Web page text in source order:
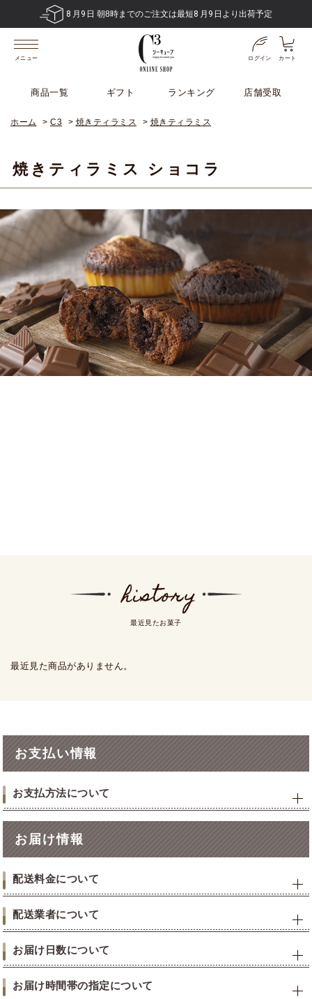
8 月 9 日 朝8時までのご注文は最短8 月 9 日より出荷予定
メニュー ログイン カート
商品一覧 ギフト ランキング 店舗受取
ホーム > C3 > 焼きティラミス > 焼きティラミス
焼きティラミス ショコラ
最近見たお菓子
最近見た商品がありません。
お支払い情報
お支払方法について
お届け情報
配送料金について
配送業者について
お届け日数について
お届け時間帯の指定について